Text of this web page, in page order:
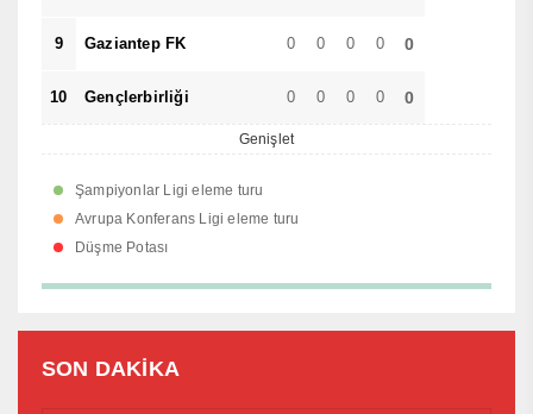
9 Gaziantep FK 0 0 0 0 0
10 Gençlerbirliği 0 0 0 0 0
Genişlet
Şampiyonlar Ligi eleme turu
Avrupa Konferans Ligi eleme turu
Düşme Potası
SON DAKİKA